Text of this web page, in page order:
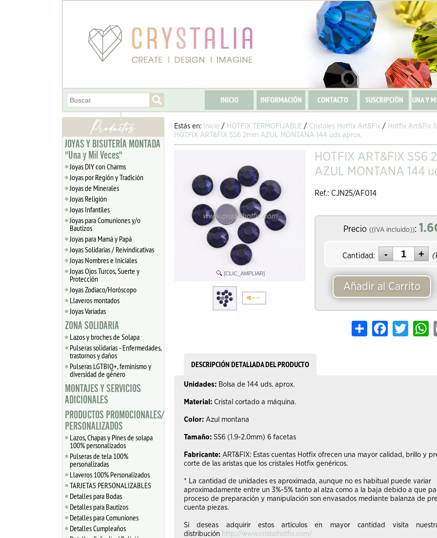
INICIO INFORMACIÓN CONTACTO SUSCRIPCIÓN UNA Y
JOYAS Y BISUTERÍA MONTADA
"Una y Mil Veces"
Joyas DIY con Charms
Joyas por Región y Tradición
Joyas de Minerales
Joyas Religión
Joyas Infantiles
Joyas para Comuniones y/o
Bautizos
Joyas para Mamá y Papá
Joyas Solidarias / Reivindicativas
Joyas Nombres e Iniciales
Joyas Ojos Turcos, Suerte y
Protección
Joyas Zodiaco/Horóscopo
Llaveros montados
Joyas Variadas
ZONA SOLIDARIA
Lazos y broches de Solapa
Pulseras solidarias - Enfermedades,
trastornos y daños
Pulseras LGTBIQ+, feminismo y
diversidad de género
MONTAJES Y SERVICIOS
ADICIONALES
PRODUCTOS PROMOCIONALES/
PERSONALIZADOS
Lazos, Chapas y Pines de solapa
100% personalizados
Pulseras de tela 100%
personalizadas
Llaveros 100% Personalizados
TARJETAS PERSONALIZABLES
Detalles para Bodas
Detalles para Bautizos
Detalles para Comuniones
Detalles Cumpleaños
Estás en: Inicio / HOTFIX TERMOFIJABLE / Cristales Hotfix Art&Fix / Hotfix Art&Fix
HOTFIX ART&FIX SS6 2mm AZUL MONTANA 144 uds aprox.
[CLIC_AMPLIAR]
HOTFIX ART&FIX SS6
AZUL MONTANA 144
Ref.: CJN25/AF014
Precio((IVA incluido)):
Cantidad: (
Añadir al Carrito
Share FacebookTwitter
DESCRIPCIÓN DETALLADA DEL PRODUCTO
Unidades: Bolsa de 144 uds. aprox.
Material: Cristal cortado a máquina.
Color: Azul montana
Tamaño: SS6 (1.9-2.0mm) 6 facetas
Fabricante: ART&FIX: Estas cuentas Hotfix ofrecen una mayor calidad, brillo y
corte de las aristas que los cristales Hotfix genéricos.
* La cantidad de unidades es aproximada, aunque no es habitual puede variar
aproximadamente entre un 3%-5% tanto al alza como a la baja debido a que
proceso de preparación y manipulación son envasados mediante balanza de
cuenta piezas.
Si deseas adquirir estos artículos en mayor cantidad visita
distribución http://www.cristalhotfix.com/